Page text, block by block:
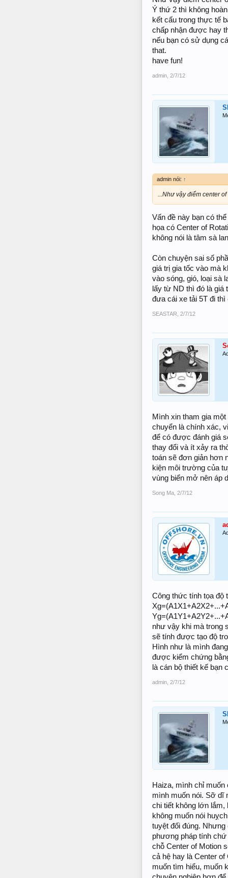
Ý thứ 2 thì không
kết cấu trong thực tế
chấp nhận được hay
nếu bạn có sử dụng
that.
have fun!
admin 2/7/12
admin nói: ↑
...Như vậy điểm center
Vấn đề này bạn có
họa có Center of
không nói là tâm sà
Còn chuyện sai số
giá trị gia tốc vào mà
vào sóng, gió, loại sà
lấy từ ND thì đó là giá
đưa cái xe tải 5T đi
SEASTAR 2/7/12
Mình xin tham gia
chuyển là chính xác,
để có được đánh giá
thay đổi và ít xảy ra
toán sẽ đơn giản hơn
kiện môi trường của
vùng biển mở nên áp
Song Ma 2/7/12
Công thức tính tọa độ
như vậy khi mà trong
sẽ tính được tạo độ
Hình như là mình
được kiểm chứng
là cán bộ thiết kế bạn
admin 2/7/12
Haiza, mình chỉ
mình muốn nói. Sỡ dĩ
chi tiết không lớn
không muốn nói
tuyệt đối đúng.
phương pháp tính chứ
chỗ Center of Motion
cả hệ hay là Center
muốn tìm hiểu, muốn